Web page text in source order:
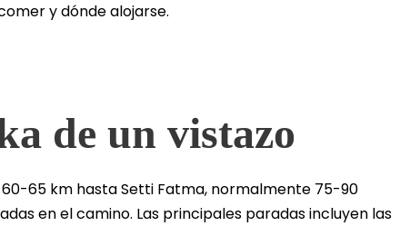
y dónde alojarse.
de un vistazo
65 km hasta Setti Fatma, normalmente 75-90
en el camino. Las principales paradas incluyen las